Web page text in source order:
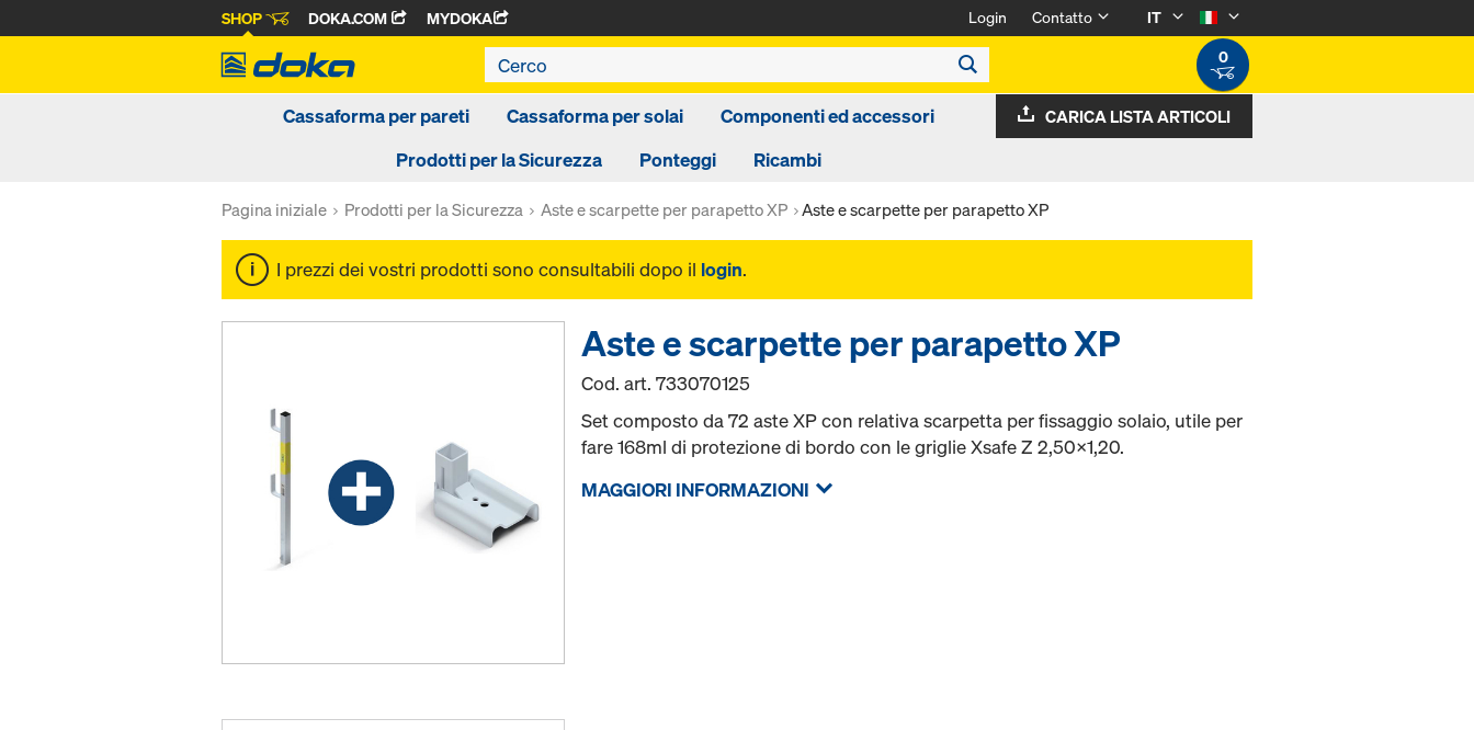
SHOP DOKA.COM MYDOKA Login Contatto
IT
0
Cassaforma per pareti Cassaforma per solai
Componenti ed accessori
Prodotti per la Sicurezza
Ponteggi Ricambi
CARICA LISTA ARTICOLI
Pagina iniziale Prodotti per la Sicurezza Aste e scarpette per parapetto XP Aste e scarpette per parapetto XP
I prezzi dei vostri prodotti sono consultabili dopo il login.
Aste e scarpette per parapetto XP
Cod. art.733070125
Set composto da 72 aste XP con relativa scarpetta per fissaggio solaio, utile per
fare 168ml di protezione di bordo con le griglie Xsafe Z 2,50x1,20.
MAGGIORI INFORMAZIONI